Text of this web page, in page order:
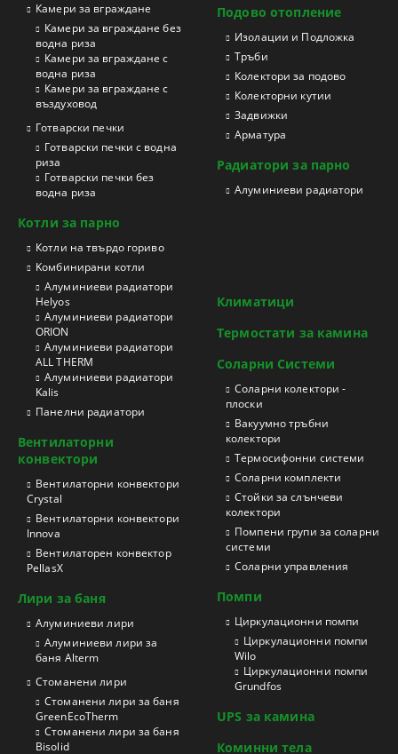
Камери за вграждане
Камери за вграждане без
водна риза
Камери за вграждане с
водна риза
Камери за вграждане с
въздуховод
Готварски печки
Готварски печки с водна
риза
Готварски печки без
водна риза
Котли за парно
Котли на твърдо гориво
Kомбинирани котли
Подово отопление
Изолации и Подложка
Тръби
Колектори за подово
Колекторни кутии
Задвижки
Арматура
Радиатори за парно
Aлуминиеви радиатори
Aлуминиеви радиатори
Helyos
Aлуминиеви радиатори
ORION
Aлуминиеви радиатори
ALL THERM
Aлуминиеви радиатори
Kalis
Панелни радиатори
Вентилаторни
конвектори
Вентилаторни конвектори
Crystal
Вентилаторни конвектори
Innova
Вентилаторен конвектор
PellasX
Лири за баня
Aлуминиеви лири
Алуминиеви лири за
баня Alterm
Стоманени лири
Стоманени лири за баня
GreenEcoTherm
Стоманени лири за баня
Bisolid
Климатици
Термостати за камина
Соларни Системи
Соларни колектори -
плоски
Вакуумно тръбни
колектори
Термосифонни системи
Соларни комплекти
Стойки за слънчеви
колектори
Помпени групи за соларни
системи
Соларни управления
Помпи
Циркулационни помпи
Циркулационни помпи
Wilo
Циркулационни помпи
Grundfos
UPS за камина
Коминни тела